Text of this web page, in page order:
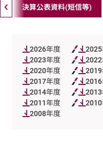
決算公表資料(短信等)
2026年度
2023年度
2020年度
2017年度
2014年度
2011年度
2008年度